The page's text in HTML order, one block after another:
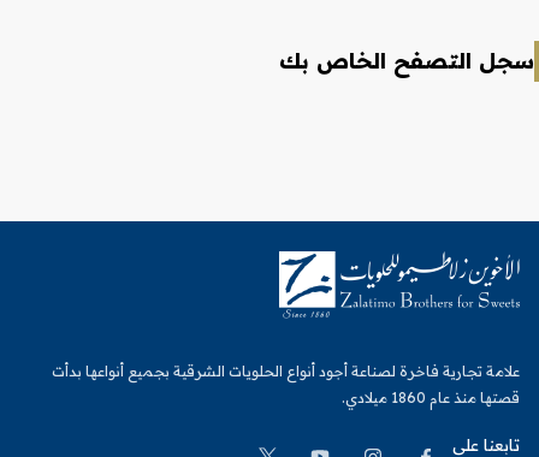
سجل التصفح الخاص بك
علامة تجارية فاخرة لصناعة أجود أنواع الحلويات الشرقية بجميع أنواعها بدأت
قصتها منذ عام 1860 ميلادي.
تابعنا على